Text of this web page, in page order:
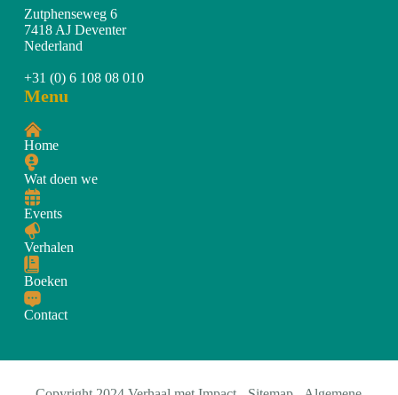
Zutphenseweg 6
7418 AJ Deventer
Nederland
+31 (0) 6 108 08 010
Menu
Home
Wat doen we
Events
Verhalen
Boeken
Contact